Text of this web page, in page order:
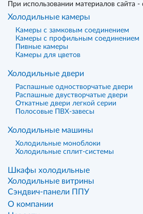
При использовании материалов сайта -
Холодильные камеры
Камеры с замковым соединением
Камеры с профильным соединением
Пивные камеры
Камеры для цветов
Холодильные двери
Распашные одностворчатые двери
Распашные двустворчатые двери
Откатные двери легкой серии
Полосовые ПВХ-завесы
Холодильные машины
Холодильные моноблоки
Холодильные сплит-системы
Шкафы холодильные
Холодильные витрины
Сэндвич-панели ППУ
О компании